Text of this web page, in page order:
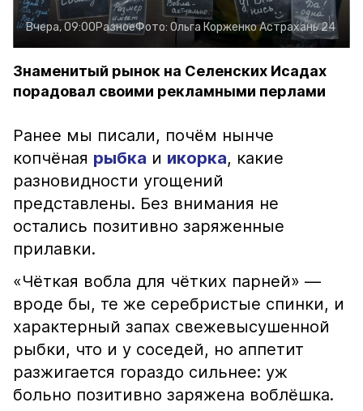
Вчера, 09:00РазноеФото: Ольга КорженкоАстрахань 24
Знаменитый рынок на Селенских Исадах
порадовал своими рекламными перлами
Ранее мы писали, почём нынче
копчёная рыбка и икорка, какие
разновидности угощений
представлены. Без внимания не
остались позитивно заряженные
прилавки.
«Чёткая вобла для чётких парней» —
вроде бы, те же серебристые спинки, и
характерный запах свежевысушенной
рыбки, что и у соседей, но аппетит
разжигается гораздо сильнее: уж
больно позитивно заряжена воблёшка.